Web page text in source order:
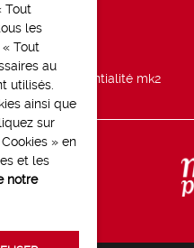
up
de confidentialité mk2
Tout
les
Tout
au
utilisés.
ainsi que
sur
» en
et les
notre